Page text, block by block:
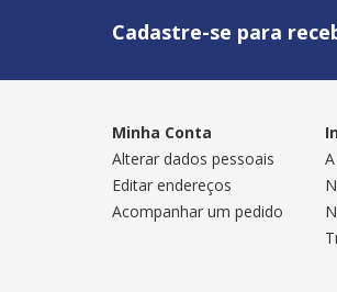
Cadastre-se para
Minha Conta
Alterar dados pessoais
Editar endereços
Acompanhar um pedido